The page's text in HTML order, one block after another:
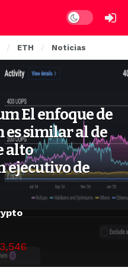
Dark mode
ETH Noticias
El enfoque de
es similar al de
alto
ejecutivo de
3,546